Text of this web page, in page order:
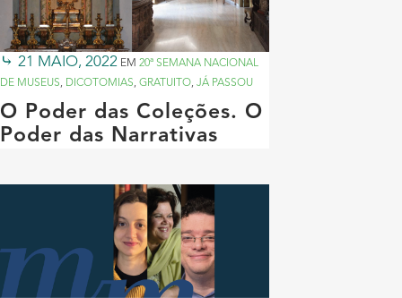
21 MAIO, 2022 EM 20ª SEMANA NACIONAL
DE MUSEUS, DICOTOMIAS, GRATUITO, JÁ PASSOU
O Poder das Coleções. O
Poder das Narrativas